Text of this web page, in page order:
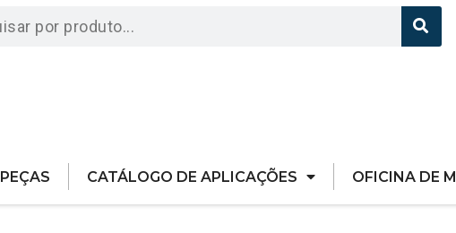
PEÇAS CATÁLOGO DE APLICAÇÕES OFICINA DE